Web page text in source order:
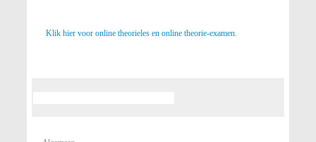
Klik hier voor online theorieles en online theorie-examen.